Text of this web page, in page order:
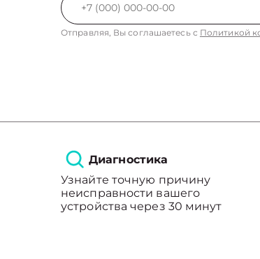
Отправляя, Вы соглашаетесь с Политикой
Диагностика
Узнайте точную причину
неисправности вашего
устройства через 30 минут